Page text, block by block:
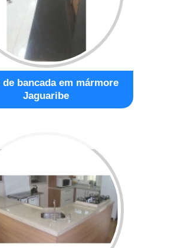
de bancada em mármore
Jaguaribe